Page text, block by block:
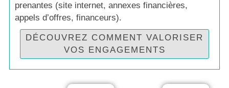
prenantes (site internet, annexes financières,
appels d’offres, financeurs).
DÉCOUVREZ COMMENT VALORISER
VOS ENGAGEMENTS